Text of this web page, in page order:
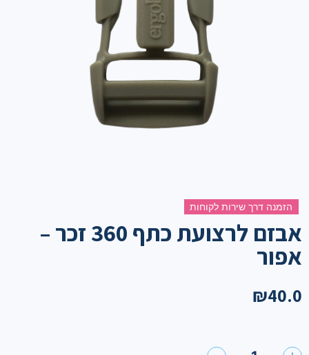
הזמנה דרך שירות לקוחות
אבזם לרצועת כתף 360 זכר –
אפור
₪40.0